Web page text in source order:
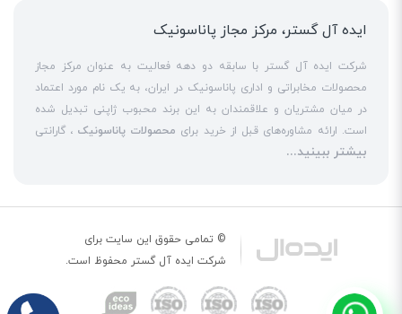
ایده آل گستر، مرکز مجاز پاناسونیک
شرکت ایده آل گستر با سابقه دو دهه فعالیت به عنوان مرکز مجاز
محصولات مخابراتی و اداری پاناسونیک در ایران، به یک نام مورد اعتماد
در میان مشتریان و علاقمندان به این برند محبوب ژاپنی تبدیل شده
است. ارائه مشاوره‌های قبل از خرید برایمحصولات پاناسونیک، گارانتی
18 ماهه معتبر و شرکتی برای کلیه محصولات عرضه شده و تعهد کامل
انواع مراکز
سانترال
است. این مهم با اتکا به تکنسین‌های فنی و مجرب
که در ایننمایندگی سانترال پاناسونیک
حاضر هستند، حاصل می‌شود. به
خدمات مبتنی برتلفناز جمله عرضهتلفن بیسیمو تلفن رومیزی
بیشتر ببینید...
© تمامی حقوق این سایت برای
شرکتایده آل گسترمحفوظ است.